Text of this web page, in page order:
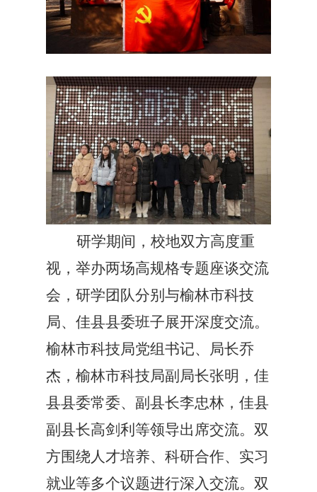
研学期间，校地双方高度重
视，举办两场高规格专题座谈交流
会，研学团队分别与榆林市科技
局、佳县县委班子展开深度交流。
榆林市科技局党组书记、局长乔
杰，榆林市科技局副局长张明，佳
县县委常委、副县长李忠林，佳县
副县长高剑利等领导出席交流。双
方围绕人才培养、科研合作、实习
就业等多个议题进行深入交流。双